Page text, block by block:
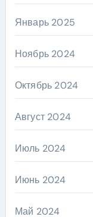
Январь 2025
Ноябрь 2024
Октябрь 2024
Август 2024
Июль 2024
Июнь 2024
Май 2024